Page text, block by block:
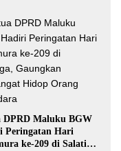
DPRD Maluku BGW
Peringatan Hari
ke-209 di Salatiga,